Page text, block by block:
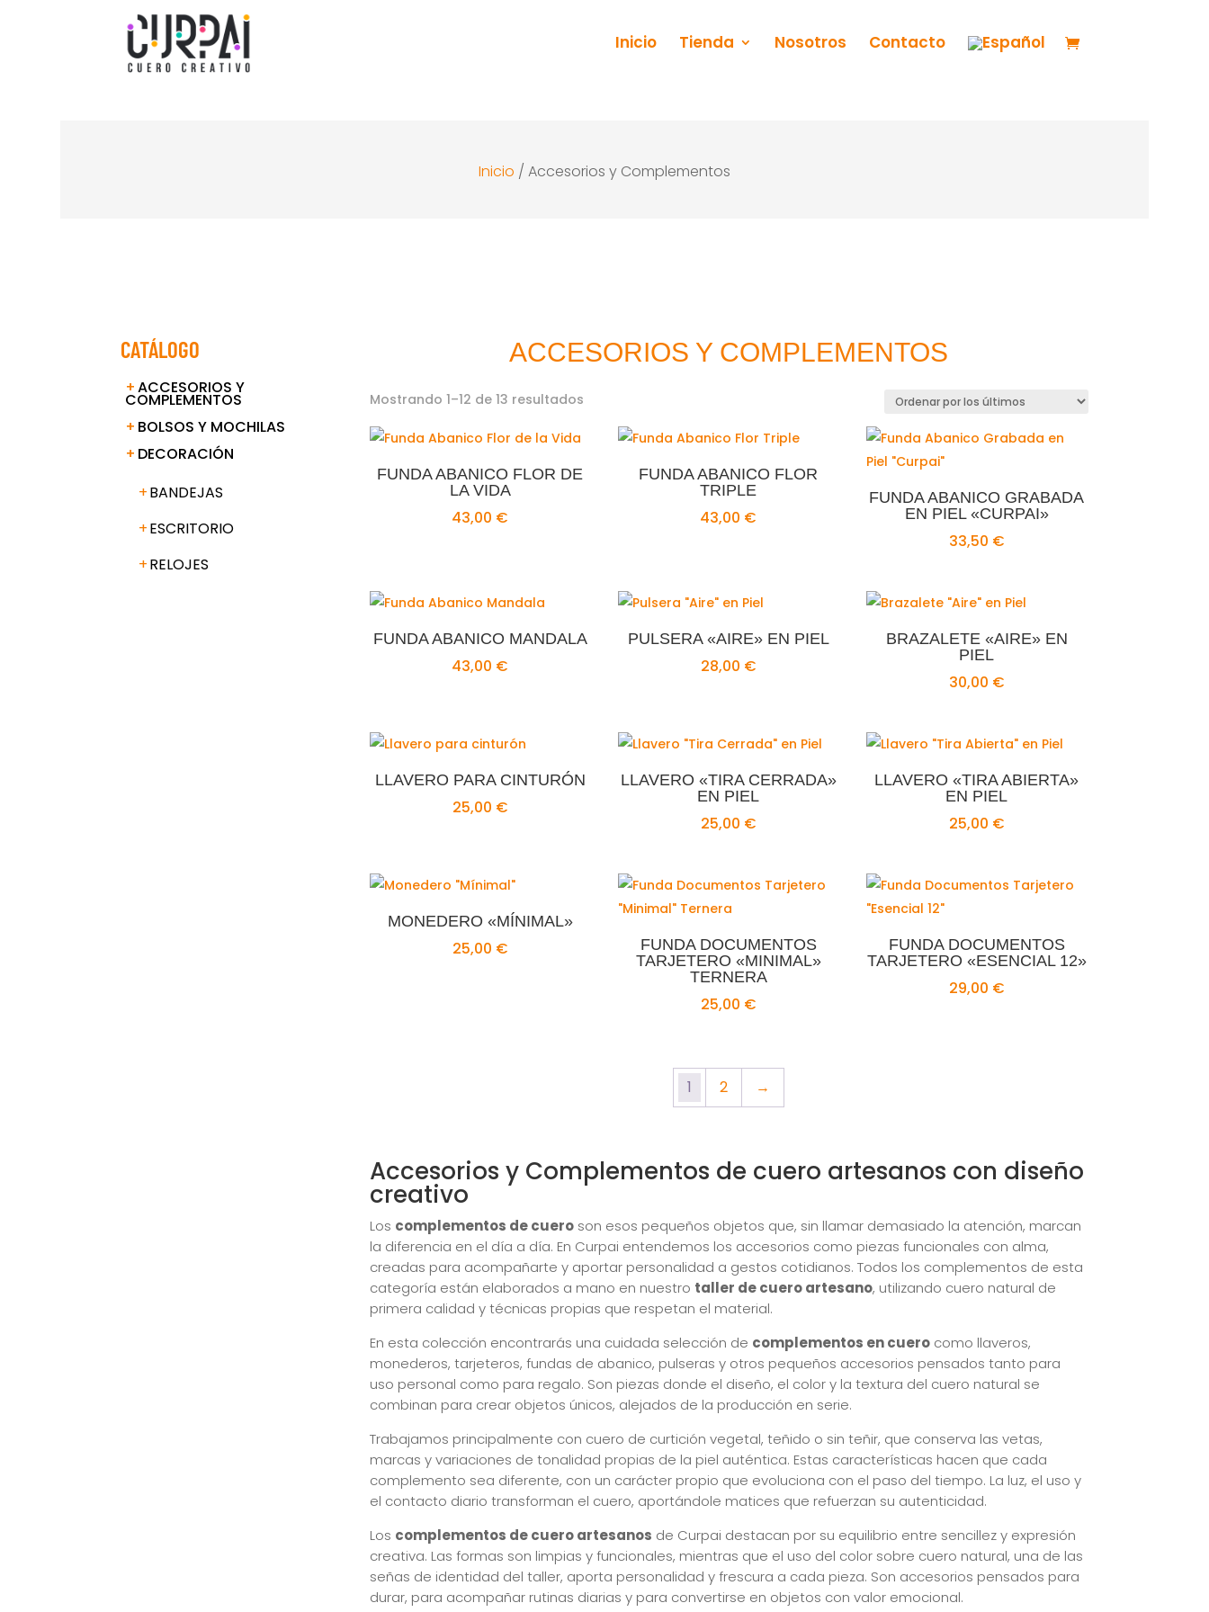
Inicio Tienda Nosotros Contacto
Inicio / Accesorios y Complementos
CATÁLOGO
ACCESORIOS Y
COMPLEMENTOS
BOLSOS Y MOCHILAS
DECORACIÓN
BANDEJAS
ESCRITORIO
RELOJES
ACCESORIOS Y COMPLEMENTOS
Mostrando 1–12 de 13 resultados
FUNDA ABANICO FLOR DE
LA VIDA
43,00 €
FUNDA ABANICO FLOR
TRIPLE
43,00 €
FUNDA ABANICO GRABADA
EN PIEL «CURPAI»
33,50 €
FUNDA ABANICO MANDALA
43,00 €
PULSERA «AIRE» EN PIEL
28,00 €
BRAZALETE «AIRE» EN
PIEL
30,00 €
LLAVERO PARA CINTURÓN
25,00 €
LLAVERO «TIRA CERRADA»
EN PIEL
25,00 €
LLAVERO «TIRA ABIERTA»
EN PIEL
25,00 €
MONEDERO «MÍNIMAL»
25,00 €
FUNDA DOCUMENTOS
TARJETERO «MINIMAL»
TERNERA
25,00 €
FUNDA DOCUMENTOS
TARJETERO «ESENCIAL 12»
29,00 €
1 2 →
Accesorios y Complementos de cuero artesanos con diseño
creativo
Los complementos de cuero son esos pequeños objetos que, sin llamar demasiado la atención, marcan
la diferencia en el día a día. En Curpai entendemos los accesorios como piezas funcionales con alma,
creadas para acompañarte y aportar personalidad a gestos cotidianos. Todos los complementos de esta
categoría están elaborados a mano en nuestro taller de cuero artesano, utilizando cuero natural de
primera calidad y técnicas propias que respetan el material.
En esta colección encontrarás una cuidada selección de complementos en cuero como llaveros,
monederos, tarjeteros, fundas de abanico, pulseras y otros pequeños accesorios pensados tanto para
uso personal como para regalo. Son piezas donde el diseño, el color y la textura del cuero natural se
combinan para crear objetos únicos, alejados de la producción en serie.
Trabajamos principalmente con cuero de curtición vegetal, teñido o sin teñir, que conserva las vetas,
marcas y variaciones de tonalidad propias de la piel auténtica. Estas características hacen que cada
complemento sea diferente, con un carácter propio que evoluciona con el paso del tiempo. La luz, el uso y
el contacto diario transforman el cuero, aportándole matices que refuerzan su autenticidad.
Los complementos de cuero artesanos de Curpai destacan por su equilibrio entre sencillez y expresión
creativa. Las formas son limpias y funcionales, mientras que el uso del color sobre cuero natural, una de las
señas de identidad del taller, aporta personalidad y frescura a cada pieza. Son accesorios pensados para
durar, para acompañar rutinas diarias y para convertirse en objetos con valor emocional.